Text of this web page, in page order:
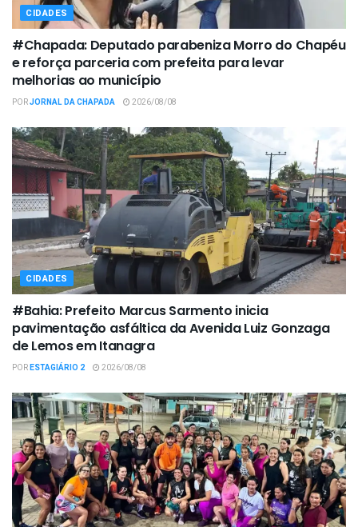
CIDADES
#Chapada: Deputado parabeniza Morro do Chapéu
e reforça parceria com prefeita para levar
melhorias ao município
PORJORNAL DA CHAPADA 2026/08/08
CIDADES
#Bahia: Prefeito Marcus Sarmento inicia
pavimentação asfáltica da Avenida Luiz Gonzaga
de Lemos em Itanagra
PORESTAGIÁRIO 2 2026/08/08